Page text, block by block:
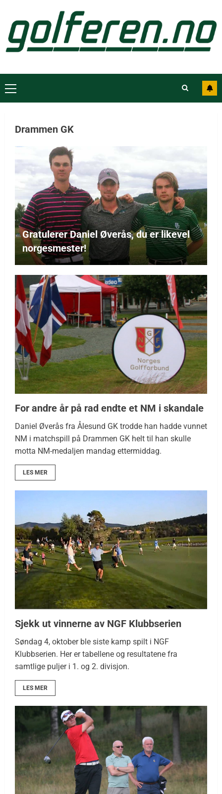
Drammen GK
Gratulerer Daniel Øverås, du er likevel
norgesmester!
For andre år på rad endte et NM i skandale
Daniel Øverås fra Ålesund GK trodde han hadde vunnet
NM i matchspill på Drammen GK helt til han skulle
motta NM-medaljen mandag ettermiddag.
LES MER
Sjekk ut vinnerne av NGF Klubbserien
Søndag 4, oktober ble siste kamp spilt i NGF
Klubbserien. Her er tabellene og resultatene fra
samtlige puljer i 1. og 2. divisjon.
LES MER